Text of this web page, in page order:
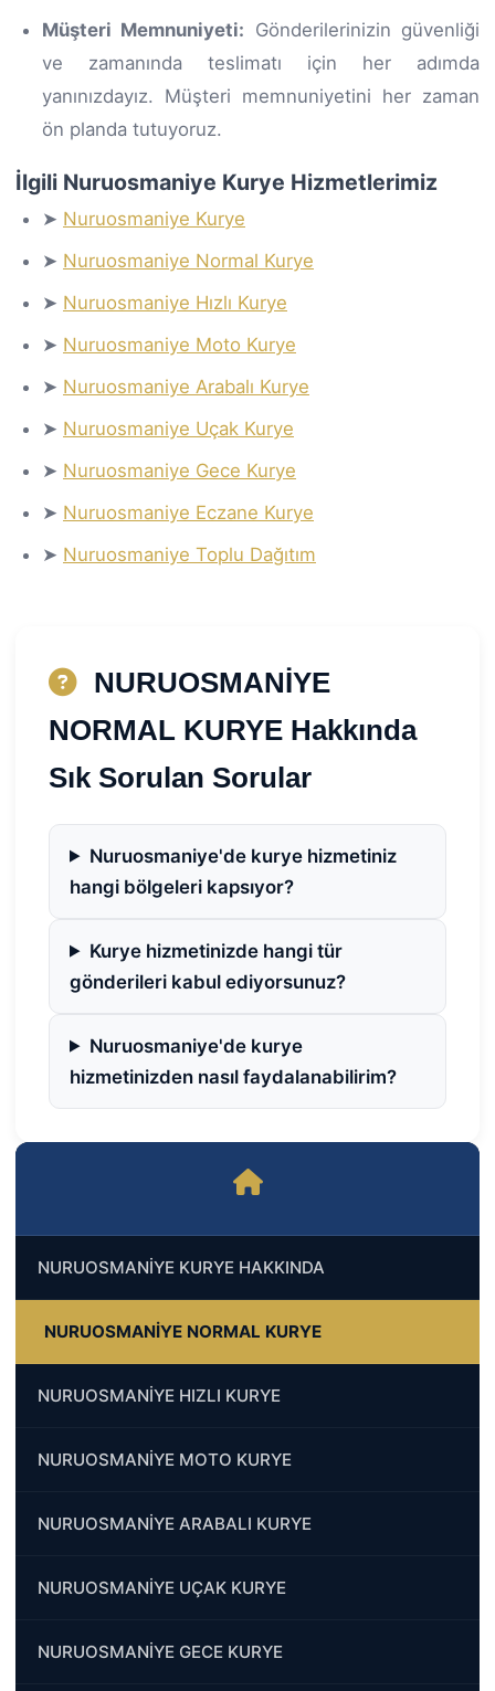
NURUOSMANİYE KURYE HAKKINDA
NURUOSMANİYE NORMAL KURYE
NURUOSMANİYE HIZLI KURYE
NURUOSMANİYE MOTO KURYE
NURUOSMANİYE ARABALI KURYE
NURUOSMANİYE UÇAK KURYE
NURUOSMANİYE GECE KURYE
Müşteri Memnuniyeti: Gönderilerinizin güvenliği
ve zamanında teslimatı için her adımda
yanınızdayız. Müşteri memnuniyetini her zaman
ön planda tutuyoruz.
İlgili Nuruosmaniye Kurye Hizmetlerimiz
➤ Nuruosmaniye Kurye
➤ Nuruosmaniye Normal Kurye
➤ Nuruosmaniye Hızlı Kurye
➤ Nuruosmaniye Moto Kurye
➤ Nuruosmaniye Arabalı Kurye
➤ Nuruosmaniye Uçak Kurye
➤ Nuruosmaniye Gece Kurye
➤ Nuruosmaniye Eczane Kurye
➤ Nuruosmaniye Toplu Dağıtım
NURUOSMANİYE
NORMAL KURYE Hakkında
Sık Sorulan Sorular
Nuruosmaniye'de kurye hizmetiniz
hangi bölgeleri kapsıyor?
Kurye hizmetinizde hangi tür
gönderileri kabul ediyorsunuz?
Nuruosmaniye'de kurye
hizmetinizden nasıl faydalanabilirim?